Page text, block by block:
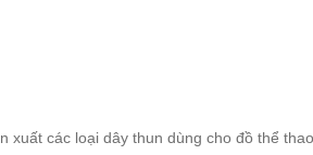
các loại dây thun dùng cho đồ thể